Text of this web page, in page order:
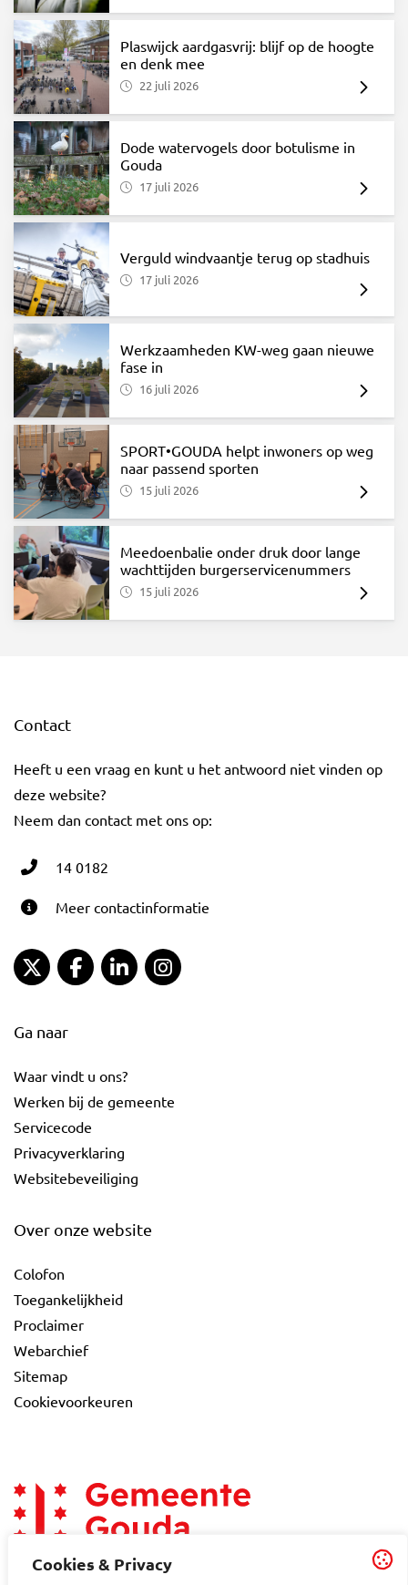
Cookies & Privacy
Plaswijck aardgasvrij: blijf op de hoogte
en denk mee
22 juli 2026
Dode watervogels door botulisme in
Gouda
17 juli 2026
Verguld windvaantje terug op stadhuis
17 juli 2026
Werkzaamheden KW-weg gaan nieuwe
fase in
16 juli 2026
SPORT•GOUDA helpt inwoners op weg
naar passend sporten
15 juli 2026
Meedoenbalie onder druk door lange
wachttijden burgerservicenummers
15 juli 2026
Contact
Heeft u een vraag en kunt u het antwoord niet vinden op
deze website?
Neem dan contact met ons op:
14 0182
Meer contactinformatie
Gemeente Gouda Twitter
Gemeente Gouda Facebook
Gemeente Gouda LinkedIn
Ga naar
Waar vindt u ons?
Werken bij de gemeente
Servicecode
Privacyverklaring
Websitebeveiliging
Over onze website
Colofon
Toegankelijkheid
Proclaimer
Webarchief
Sitemap
Cookievoorkeuren